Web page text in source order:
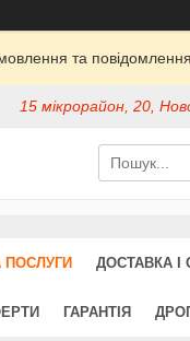
та
15 мікрорайон, 20,
ПОСЛУГИ ДОСТАВКА І
ГАРАНТІЯ